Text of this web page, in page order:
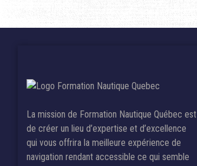
La mission de Formation Nautique Québec est
de créer un lieu d’expertise et d’excellence
qui vous offrira la meilleure expérience de
navigation rendant accessible ce qui semble